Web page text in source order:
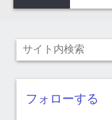
フォローする